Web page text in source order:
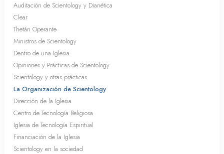
Auditación de Scientology y Dianética
Clear
Thetán Operante
Ministros de Scientology
Dentro de una Iglesia
Opiniones y Prácticas de Scientology
Scientology y otras prácticas
La Organización de Scientology
Dirección de la Iglesia
Centro de Tecnología Religiosa
Iglesia de Tecnología Espiritual
Financiación de la Iglesia
Scientology en la sociedad